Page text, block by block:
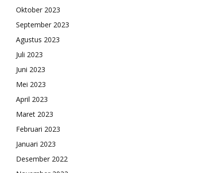
Oktober 2023
September 2023
Agustus 2023
Juli 2023
Juni 2023
Mei 2023
April 2023
Maret 2023
Februari 2023
Januari 2023
Desember 2022